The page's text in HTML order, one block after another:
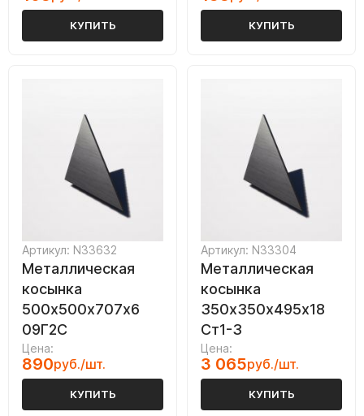
КУПИТЬ КУПИТЬ
Артикул: N33632
Металлическая
косынка
500х500х707х6
09Г2С
Цена:
890руб./шт.
КУПИТЬ
Артикул: N33304
Металлическая
косынка
350х350х495х18
Ст1-3
Цена:
3 065руб./шт.
КУПИТЬ